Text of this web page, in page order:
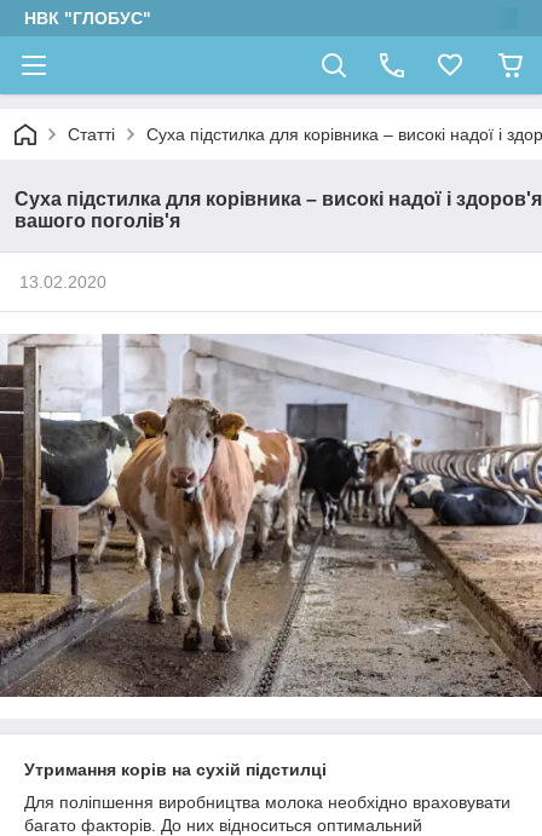
НВК "ГЛОБУС"
Статті Суха підстилка для корівника – високі надої і
Суха підстилка для корівника – високі надої і здоров'я
вашого поголів'я
13.02.2020
Утримання корів на сухій підстилці
Для поліпшення виробництва молока необхідно враховувати
багато факторів. До них відноситься оптимальний